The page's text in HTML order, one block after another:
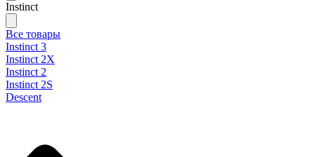
Instinct
Все товары
Instinct 3
Instinct 2X
Instinct 2
Instinct 2S
Descent